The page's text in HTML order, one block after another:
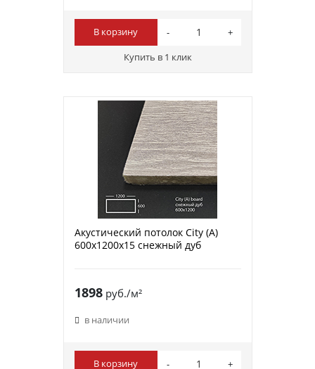
В корзину
Купить в 1 клик
Акустический потолок City (A)
600х1200х15 снежный дуб
1898руб./м²
в наличии
В корзину